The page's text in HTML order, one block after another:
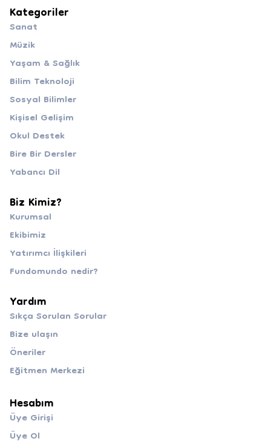
Kategoriler
Sanat
Müzik
Yaşam & Sağlık
Bilim Teknoloji
Sosyal Bilimler
Kişisel Gelişim
Okul Destek
Bire Bir Dersler
Yabancı Dil
Biz Kimiz?
Kurumsal
Ekibimiz
Yatırımcı İlişkileri
Fundomundo nedir?
Yardım
Sıkça Sorulan Sorular
Bize ulaşın
Öneriler
Eğitmen Merkezi
Hesabım
Üye Girişi
Üye Ol